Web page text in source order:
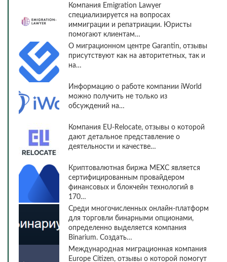
Компания Emigration Lawyer
специализируется на вопросах
иммиграции и репатриации. Юристы
помогают клиентам…
О миграционном центре Garantin, отзывы
присутствуют как на авторитетных, так и
на…
Информацию о работе компании iWorld
можно получить не только из
обсуждений на…
Компания EU-Relocate, отзывы о которой
дают детальное представление о
деятельности и качестве…
Криптовалютная биржа MEXC является
сертифицированным провайдером
финансовых и блокчейн технологий в
170…
Среди многочисленных онлайн-платформ
для торговли бинарными опционами,
определенно выделяется компания
Binarium. Создать…
Международная миграционная компания
Europe Citizen, отзывы о которой помогут